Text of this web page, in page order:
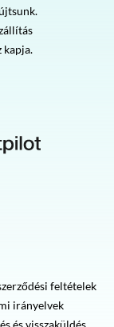
kapja.
feltételek
irányelvek